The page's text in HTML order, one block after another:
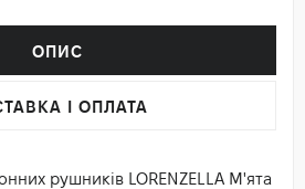
ОПИС
І ОПЛАТА
рушників LORENZELLA М'ята